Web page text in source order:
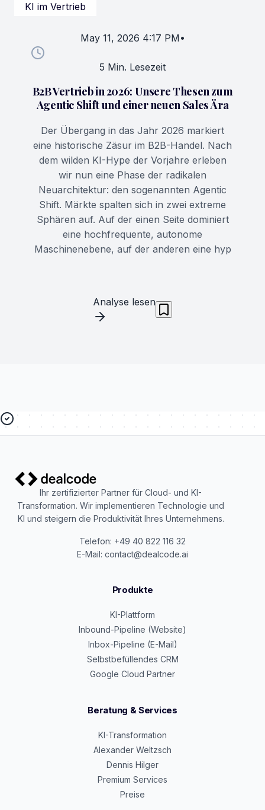
KI im Vertrieb
May 11, 2026 4:17 PM•
5 Min. Lesezeit
B2B Vertrieb in 2026: Unsere Thesen zum
Agentic Shift und einer neuen Sales Ära
Der Übergang in das Jahr 2026 markiert
eine historische Zäsur im B2B-Handel. Nach
dem wilden KI-Hype der Vorjahre erleben
wir nun eine Phase der radikalen
Neuarchitektur: den sogenannten Agentic
Shift. Märkte spalten sich in zwei extreme
Sphären auf. Auf der einen Seite dominiert
eine hochfrequente, autonome
Maschinenebene, auf der anderen eine hyp
Analyse lesen
Ihr zertifizierter Partner für Cloud- und KI-
Transformation. Wir implementieren Technologie und
KI und steigern die Produktivität Ihres Unternehmens.
Telefon: +49 40 822 116 32
E-Mail: contact@dealcode.ai
Produkte
KI-Plattform
Inbound-Pipeline (Website)
Inbox-Pipeline (E-Mail)
Selbstbefüllendes CRM
Google Cloud Partner
Beratung & Services
KI-Transformation
Alexander Weltzsch
Dennis Hilger
Premium Services
Preise